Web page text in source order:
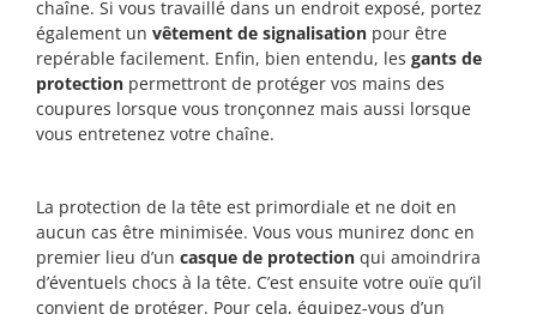
chaîne. Si vous travaillé dans un endroit exposé, portez
également un vêtement de signalisation pour être
repérable facilement. Enfin, bien entendu, les gants de
protection permettront de protéger vos mains des
coupures lorsque vous tronçonnez mais aussi lorsque
vous entretenez votre chaîne.
La protection de la tête est primordiale et ne doit en
aucun cas être minimisée. Vous vous munirez donc en
premier lieu d’un casque de protection qui amoindrira
d’éventuels chocs à la tête. C’est ensuite votre ouïe qu’il
convient de protéger. Pour cela, équipez-vous d’un